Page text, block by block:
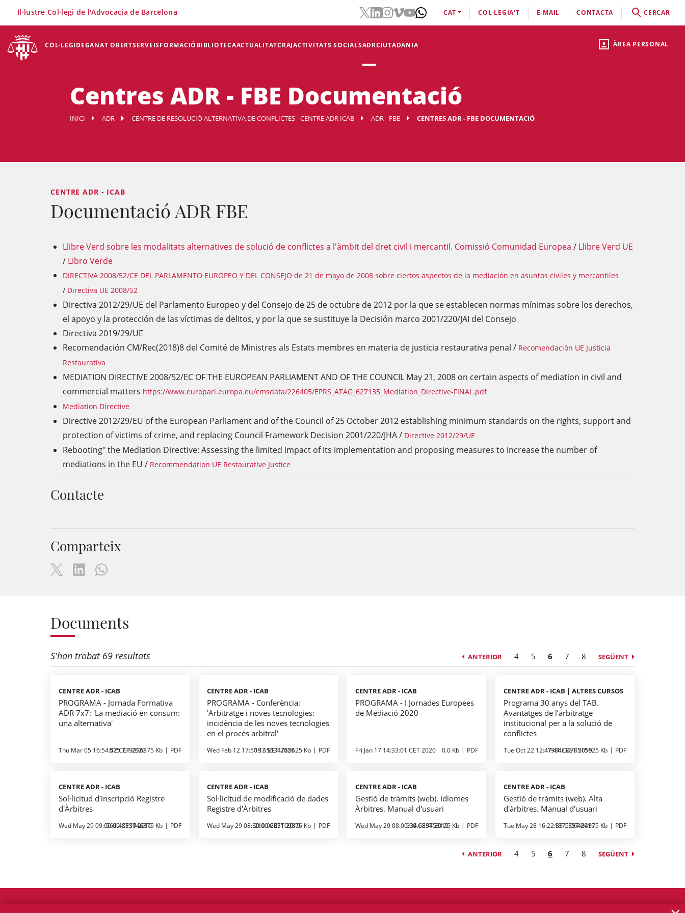
ÀREA PERSONAL
COL·LEGIDEGANAT OBERTSERVEISFORMACIÓBIBLIOTECAACTUALITATCRAJACTIVITATS SOCIALSADRCIUTADANIA
Il·lustre Col·legi de l'Advocacia de Barcelona CAT COL·LEGIA'T E-MAIL CONTACTA CERCAR
Centres ADR - FBE Documentació
INICI ADR CENTRE DE RESOLUCIÓ ALTERNATIVA DE CONFLICTES - CENTRE ADR ICAB ADR - FBE CENTRES ADR - FBE DOCUMENTACIÓ
CENTRE ADR - ICAB
Documentació ADR FBE
Llibre Verd sobre les modalitats alternatives de solució de conflictes a l'àmbit del dret civil i mercantil. Comissió Comunidad Europea / Llibre Verd UE
/ Libro Verde
DIRECTIVA 2008/52/CE DEL PARLAMENTO EUROPEO Y DEL CONSEJO de 21 de mayo de 2008 sobre ciertos aspectos de la mediación en asuntos civiles y mercantiles
/ Directiva UE 2008/52
Directiva 2012/29/UE del Parlamento Europeo y del Consejo de 25 de octubre de 2012 por la que se establecen normas mínimas sobre los derechos,
el apoyo y la protección de las víctimas de delitos, y por la que se sustituye la Decisión marco 2001/220/JAI del Consejo
Directiva 2019/29/UE
Recomendación CM/Rec(2018)8 del Comité de Ministres als Estats membres en materia de justicia restaurativa penal / Recomendación UE Justicia
Restaurativa
MEDIATION DIRECTIVE 2008/52/EC OF THE EUROPEAN PARLIAMENT AND OF THE COUNCIL May 21, 2008 on certain aspects of mediation in civil and
commercial matters https://www.europarl.europa.eu/cmsdata/226405/EPRS_ATAG_627135_Mediation_Directive-FINAL.pdf
Mediation Directive
Directive 2012/29/EU of the European Parliament and of the Council of 25 October 2012 establishing minimum standards on the rights, support and
protection of victims of crime, and replacing Council Framework Decision 2001/220/JHA / Directive 2012/29/UE
Rebooting" the Mediation Directive: Assessing the limited impact of its implementation and proposing measures to increase the number of
mediations in the EU / Recommendation UE Restaurative Justice
Contacte
Comparteix
Documents
S'han trobat 69 resultats ANTERIOR 4 5 6 7 8 SEGÜENT
CENTRE ADR - ICAB
PROGRAMA - Jornada Formativa
ADR 7x7: 'La mediació en consum:
una alternativa'
Thu Mar 05 16:54:42 CET 2020
575.779296875 Kb PDF
CENTRE ADR - ICAB
PROGRAMA - Conferència:
'Arbitratge i noves tecnologies:
incidència de les noves tecnologies
en el procés arbitral'
Wed Feb 12 17:50:13 CET 2020
197.5634765625 Kb PDF
CENTRE ADR - ICAB
PROGRAMA - I Jornades Europees
de Mediació 2020
Fri Jan 17 14:33:01 CET 2020 0.0 Kb PDF
CENTRE ADR - ICAB | ALTRES CURSOS
Programa 30 anys del TAB.
Avantatges de l’arbitratge
institucional per a la solució de
conflictes
Tue Oct 22 12:47:41 CEST 2019
1984.0478515625 Kb PDF
CENTRE ADR - ICAB
Sol·licitud d'inscripció Registre
d'Àrbitres
Wed May 29 09:00:00 CEST 2019
566.4873046875 Kb PDF
CENTRE ADR - ICAB
Sol·licitud de modificació de dades
Registre d'Àrbitres
Wed May 29 08:30:00 CEST 2019
210.9287109375 Kb PDF
CENTRE ADR - ICAB
Gestió de tràmits (web). Idiomes
Àrbitres. Manual d'usuari
Wed May 29 08:00:00 CEST 2019
934.689453125 Kb PDF
CENTRE ADR - ICAB
Gestió de tràmits (web). Alta
d'àrbitres. Manual d'usuari
Tue May 28 16:22:33 CEST 2019
1375.96484375 Kb PDF
ANTERIOR 4 5 6 7 8 SEGÜENT